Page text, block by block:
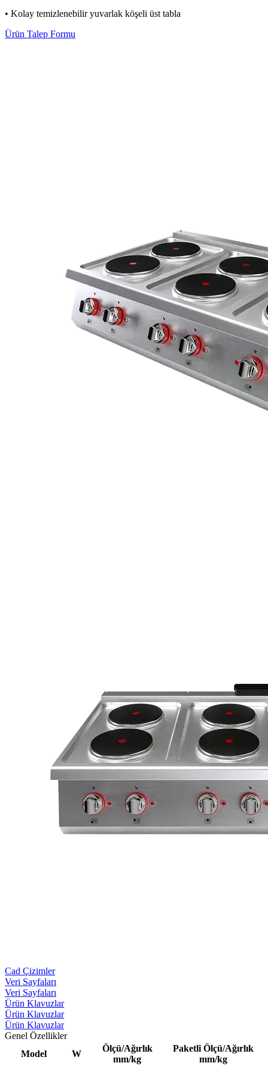
• Kolay temizlenebilir yuvarlak köşeli üst tabla
Ürün Talep Formu
Cad Çizimler
Veri Sayfaları
Veri Sayfaları
Ürün Klavuzlar
Ürün Klavuzlar
Ürün Klavuzlar
Genel Özellikler
Model
W
Ölçü/Ağırlık
mm/kg
Paketli Ölçü/Ağırlık
mm/kg